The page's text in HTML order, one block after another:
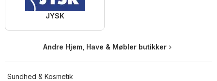
JYSK
Andre Hjem, Have & Møbler butikker
Sundhed & Kosmetik